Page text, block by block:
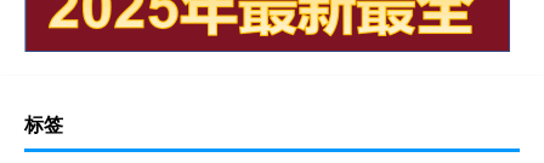
标签